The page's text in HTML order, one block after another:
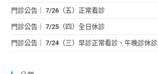
門診公告｜ 7/26（五）正常看診
門診公告｜ 7/25（四）全日休診
門診公告｜ 7/24（三）早診正常看診、午晚診休診